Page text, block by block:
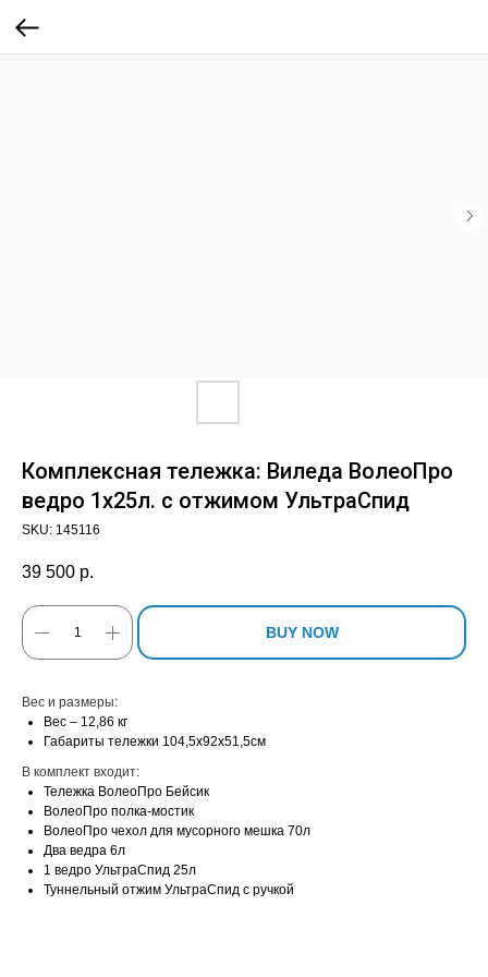
Комплексная тележка: Виледа ВолеоПро
ведро 1х25л. с отжимом УльтраСпид
SKU: 145116
39 500 р.
BUY NOW
Вес и размеры:
Вес – 12,86 кг
Габариты тележки 104,5х92х51,5см
В комплект входит:
Тележка ВолеоПро Бейсик
ВолеоПро полка-мостик
ВолеоПро чехол для мусорного мешка 70л
Два ведра 6л
1 ведро УльтраСпид 25л
Туннельный отжим УльтраСпид с ручкой